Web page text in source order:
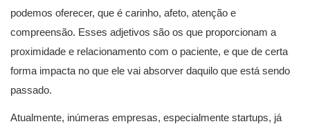
podemos oferecer, que é carinho, afeto, atenção e
compreensão. Esses adjetivos são os que proporcionam a
proximidade e relacionamento com o paciente, e que de certa
forma impacta no que ele vai absorver daquilo que está sendo
passado.
Atualmente, inúmeras empresas, especialmente startups, já